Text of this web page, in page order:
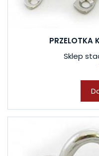
PRZELOTKA
Sklep